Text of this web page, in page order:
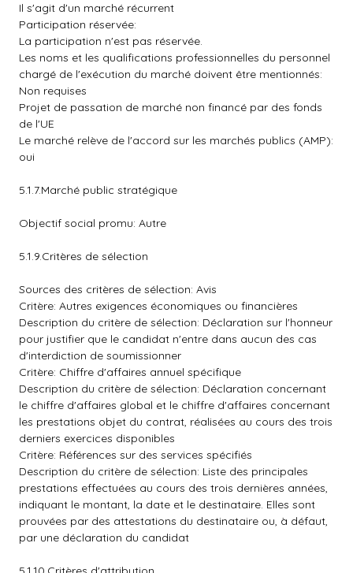
Il s'agit d'un marché récurrent
Participation réservée:
La participation n'est pas réservée.
Les noms et les qualifications professionnelles du personnel
chargé de l'exécution du marché doivent être mentionnés:
Non requises
Projet de passation de marché non financé par des fonds
de l'UE
Le marché relève de l'accord sur les marchés publics (AMP):
oui
5.1.7.Marché public stratégique
Objectif social promu: Autre
5.1.9.Critères de sélection
Sources des critères de sélection: Avis
Critère: Autres exigences économiques ou financières
Description du critère de sélection: Déclaration sur l'honneur
pour justifier que le candidat n'entre dans aucun des cas
d'interdiction de soumissionner
Critère: Chiffre d'affaires annuel spécifique
Description du critère de sélection: Déclaration concernant
le chiffre d'affaires global et le chiffre d'affaires concernant
les prestations objet du contrat, réalisées au cours des trois
derniers exercices disponibles
Critère: Références sur des services spécifiés
Description du critère de sélection: Liste des principales
prestations effectuées au cours des trois dernières années,
indiquant le montant, la date et le destinataire. Elles sont
prouvées par des attestations du destinataire ou, à défaut,
par une déclaration du candidat